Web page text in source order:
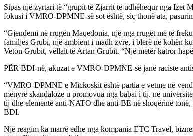
Sipas një zyrtari të “grupit të Zjarrit të udhëhequr nga Izet
fokusi i VMRO-DPMNE-së sot është, siç thonë ata,
“Gjendemi në rrugën Maqedonia, një nga rrugët më të
familjes Grubi, një ambient i madh zyre, i blerë në kohën
Veton Grubit, vëllait të Artan Grubit. “Një metër katror
PËR BDI-në, akuzat e VMRO-DPMNE-së janë raciste
“VMRO-DPMNE e Mickoskit është partia e vetme në
mënyrë skandaloze u promovua nga babai i tij. në
tij dhe elementë anti-NATO dhe anti-BE në shoqërinë
BDI.
Një reagim ka marrë edhe nga kompania ETC Travel,